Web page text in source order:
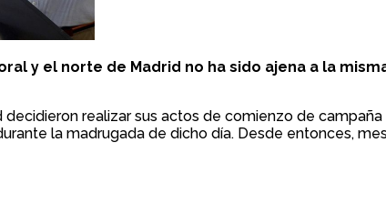
y el norte de Madrid no ha sido ajena a la
realizar sus actos de comienzo de
la madrugada de dicho día. Desde entonces,